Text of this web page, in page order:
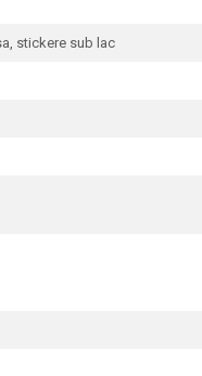
stickere sub lac